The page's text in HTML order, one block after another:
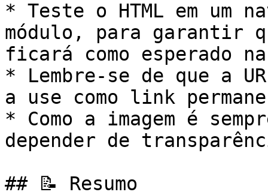
* Teste o HTML em um
módulo, para garantir
ficará como esperado na
* Lembre-se de que a
a use como link
* Como a imagem é
depender de
## 📝 Resumo